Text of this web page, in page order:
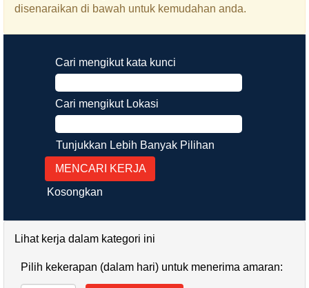
disenaraikan di bawah untuk kemudahan anda.
Cari mengikut kata kunci
Cari mengikut Lokasi
Tunjukkan Lebih Banyak Pilihan
Kosongkan
Lihat kerja dalam kategori ini
Pilih kekerapan (dalam hari) untuk menerima amaran: